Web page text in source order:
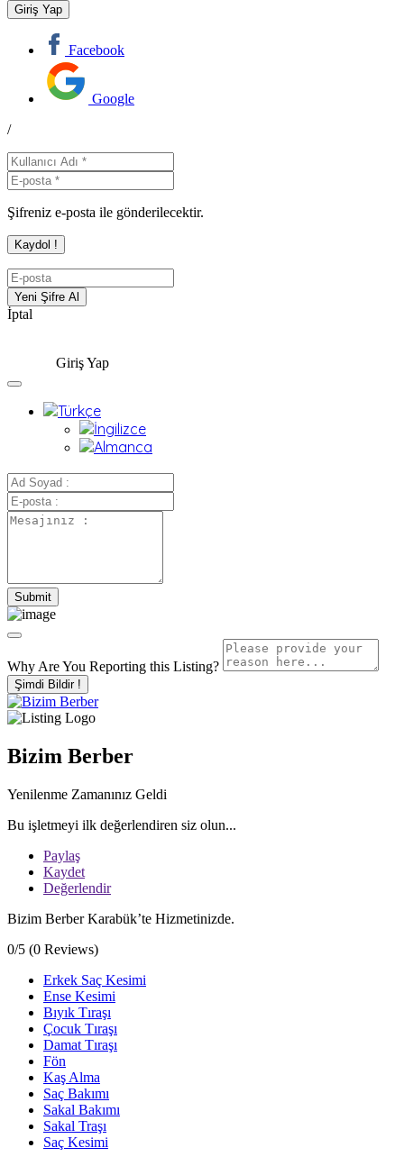
Facebook
Google
/
Şifreniz e-posta ile gönderilecektir.
İptal
Giriş Yap
Why Are You Reporting this Listing?
Şimdi Bildir !
Bizim Berber
Yenilenme Zamanınız Geldi
Bu işletmeyi ilk değerlendiren siz olun...
Paylaş
Kaydet
Değerlendir
Bizim Berber Karabük’te Hizmetinizde.
0/5 (0 Reviews)
Erkek Saç Kesimi
Ense Kesimi
Bıyık Tıraşı
Çocuk Tıraşı
Damat Tıraşı
Fön
Kaş Alma
Saç Bakımı
Sakal Bakımı
Sakal Traşı
Saç Kesimi